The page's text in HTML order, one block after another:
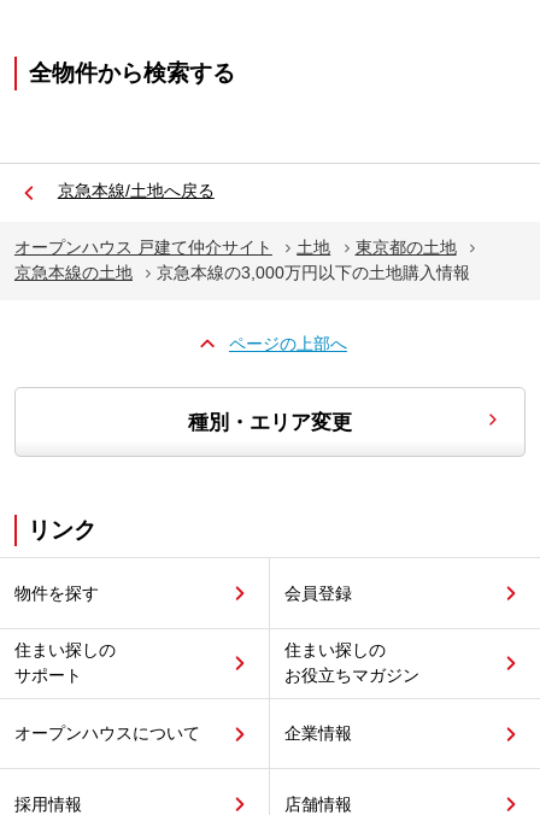
全物件から検索する
京急本線/土地へ戻る
オープンハウス 戸建て仲介サイト 土地
東京都の土地
京急本線の土地
京急本線の3,000万円以下の土地購入情報
ページの上部へ
種別・エリア変更
リンク
物件を探す 会員登録
住まい探しの
サポート
住まい探しの
お役立ちマガジン
オープンハウスについて 企業情報
採用情報 店舗情報